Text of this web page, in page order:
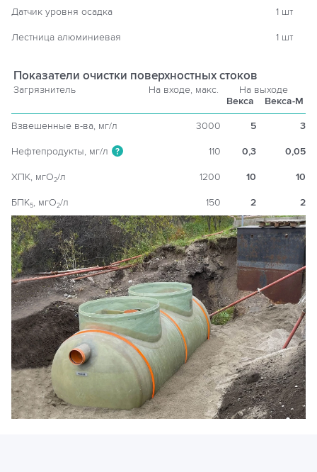
Датчик уровня осадка 1 шт
Лестница алюминиевая 1 шт
Показатели очистки поверхностных стоков
Загрязнитель На входе, макс.
На выходе
Векса
Векса-М
Взвешенные в-ва, мг/л 3000 5 3
Нефтепродукты, мг/л ? 110 0,3 0,05
ХПК, мгO2/л 1200 10 10
БПК5, мгO2/л 150 2 2